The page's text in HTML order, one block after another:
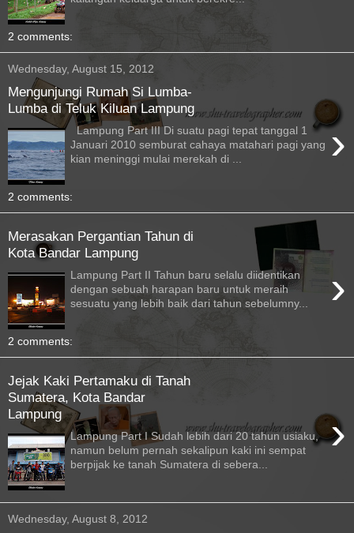
2 comments:
Wednesday, August 15, 2012
Mengunjungi Rumah Si Lumba-
Lumba di Teluk Kiluan Lampung
›
Lampung Part III Di suatu pagi tepat tanggal 1
Januari 2010 semburat cahaya matahari pagi yang
kian meninggi mulai merekah di ...
2 comments:
Merasakan Pergantian Tahun di
Kota Bandar Lampung
›
Lampung Part II Tahun baru selalu diidentikan
dengan sebuah harapan baru untuk meraih
sesuatu yang lebih baik dari tahun sebelumny...
2 comments:
Jejak Kaki Pertamaku di Tanah
Sumatera, Kota Bandar
Lampung
›
Lampung Part I Sudah lebih dari 20 tahun usiaku,
namun belum pernah sekalipun kaki ini sempat
berpijak ke tanah Sumatera di sebera...
Wednesday, August 8, 2012